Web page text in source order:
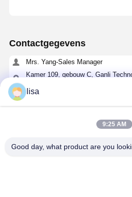
Contactgegevens
Mrs. Yang-Sales Manager
Kamer 109, gebouw C, Ganli
+86 18902462095
Praatje
lisa
9:25 AM
Good day, what product are you